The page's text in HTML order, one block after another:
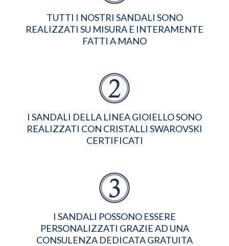
TUTTI I NOSTRI SANDALI SONO
REALIZZATI SU MISURA E INTERAMENTE
FATTI A MANO
I SANDALI DELLA LINEA GIOIELLO SONO
REALIZZATI CON CRISTALLI SWAROVSKI
CERTIFICATI
I SANDALI POSSONO ESSERE
PERSONALIZZATI GRAZIE AD UNA
CONSULENZA DEDICATA GRATUITA